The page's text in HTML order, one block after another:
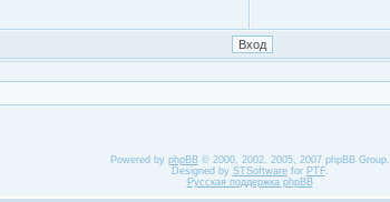
Powered by phpBB© 2000, 2002, 2005, 2007 phpBB Group.
Designed by STSoftwarefor PTF.
Русская поддержка phpBB